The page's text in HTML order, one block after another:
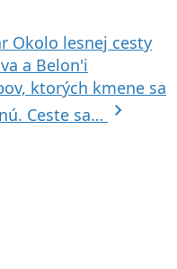
Okolo lesnej cesty
a Belon'i
ktorých kmene sa
Ceste sa… chevron_right